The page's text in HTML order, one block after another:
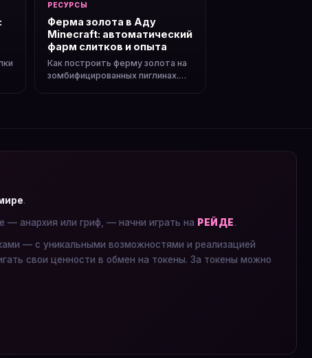
РЕСУРСЫ
Ферма золота в Аду
Minecraft: автоматический
фарм слитков и опыта
Как построить ферму золота на
зомбифицированных пиглинах.
.
— анархия или гриф, — начни играть на РЕЙДЕ.
— с уникальными возможностями и реализацией
свои ценности в обмен на токены. За токены можно